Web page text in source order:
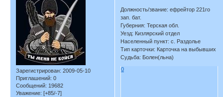
Зарегистрирован: 2009-05-10
Приглашений: 0
Сообщений: 19682
Уважение: [+85/-7]
Должность/звание: ефрейтор 221го
зап. бат.
Губерния: Терская обл.
Уезд: Кизлярский отдел
Населенный пункт: с. Раздолье
Тип карточки: Карточка на выбывших
Судьба: Болен(льна)
0